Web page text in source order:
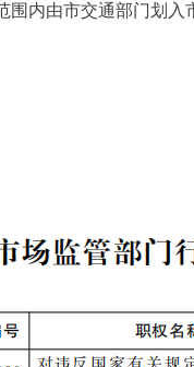
市交通部门划入市